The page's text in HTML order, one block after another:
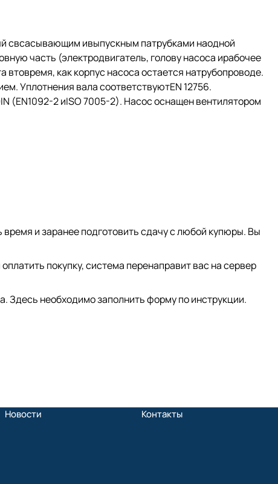
свсасывающим ивыпускным патрубками наодной
часть (электродвигатель, голову насоса ирабочее
как корпус насоса остается натрубопроводе.
Уплотнения вала соответствуютEN 12756.
(EN1092-2 иISO 7005-2). Насос оснащен вентилятором
и заранее подготовить сдачу с любой купюры. Вы
покупку, система перенаправит вас на сервер
Здесь необходимо заполнить форму по инструкции.
Новости Контакты